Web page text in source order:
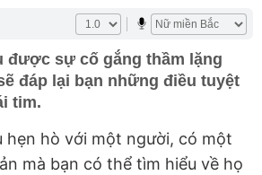
được sự cố gắng thầm lặng
đáp lại bạn những điều tuyệt
tim.
hẹn hò với một người, có một
mà bạn có thể tìm hiểu về họ